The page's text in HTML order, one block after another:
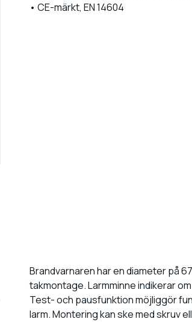
• CE-märkt, EN 14604
Brandvarnaren har en diameter på
takmontage. Larmminne indikerar
Test- och pausfunktion möjliggör
larm. Montering kan ske med skruv